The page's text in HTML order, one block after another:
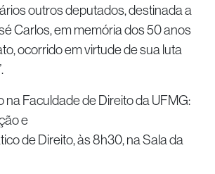
outros deputados, destinada a
Carlos, em memória dos 50 anos
ocorrido em virtude de sua luta
na Faculdade de Direito da UFMG:
e
de Direito, às 8h30, na Sala da